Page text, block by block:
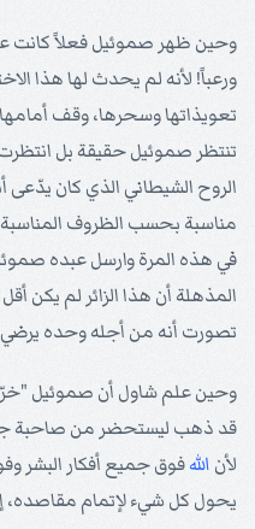
وحين ظهر صموئيل فعلاً كانت
ورعباً! لأنه لم يحدث لها هذا
تعويذاتها وسحرها، وقف
تنتظر صموئيل حقيقة بل
الروح الشيطاني الذي كان
مناسبة بحسب الظروف
في هذه المرة وارسل عبده
المذهلة أن هذا الزائر لم
تصورت أنه من أجله وحده يرضي
وحين علم شاول أن صموئيل
قد ذهب ليستحضر من صاحبة جان
لأن اللهفوق جميع أفكار البشر
يحول كل شيء لإتمام مقاصده،